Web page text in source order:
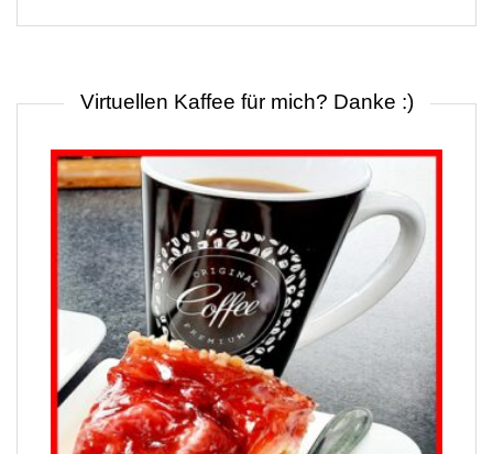
Virtuellen Kaffee für mich? Danke :)